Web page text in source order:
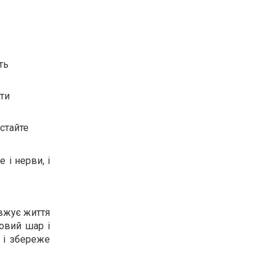
і нерви, і
життя
шар і
і збереже